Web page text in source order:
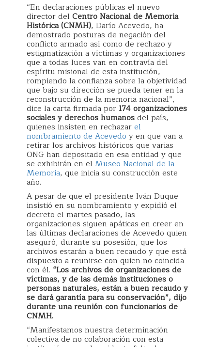
“En declaraciones públicas el nuevo
director del Centro Nacional de Memoria
Histórica (CNMH), Darío Acevedo, ha
demostrado posturas de negación del
conflicto armado así como de rechazo y
estigmatización a víctimas y organizaciones
que a todas luces van en contravía del
espíritu misional de esta institución,
rompiendo la confianza sobre la objetividad
que bajo su dirección se pueda tener en la
reconstrucción de la memoria nacional”,
dice la carta firmada por 174 organizaciones
sociales y derechos humanosdel país,
quienes insisten en rechazarel
nombramiento de Acevedo y en que van a
retirar los archivos históricos que varias
ONG han depositado en esa entidad y que
se exhibirán en el Museo Nacional de la
Memoria, que inicia su construcción este
año.
A pesar de que el presidente Iván Duque
insistió en su nombramiento y expidió el
decreto el martes pasado, las
organizaciones siguen apáticas en creer en
las últimas declaraciones de Acevedo quien
aseguró, durante su posesión, que los
archivos estarán a buen recaudo y que está
dispuesto a reunirse con quien no coincida
con él. “Los archivos de organizaciones de
víctimas, y de las demás instituciones o
personas naturales, están a buen recaudo y
se dará garantía para su conservación”, dijo
durante una reunión con funcionarios de
CNMH.
“Manifestamos nuestra determinación
colectiva de no colaboración con esta